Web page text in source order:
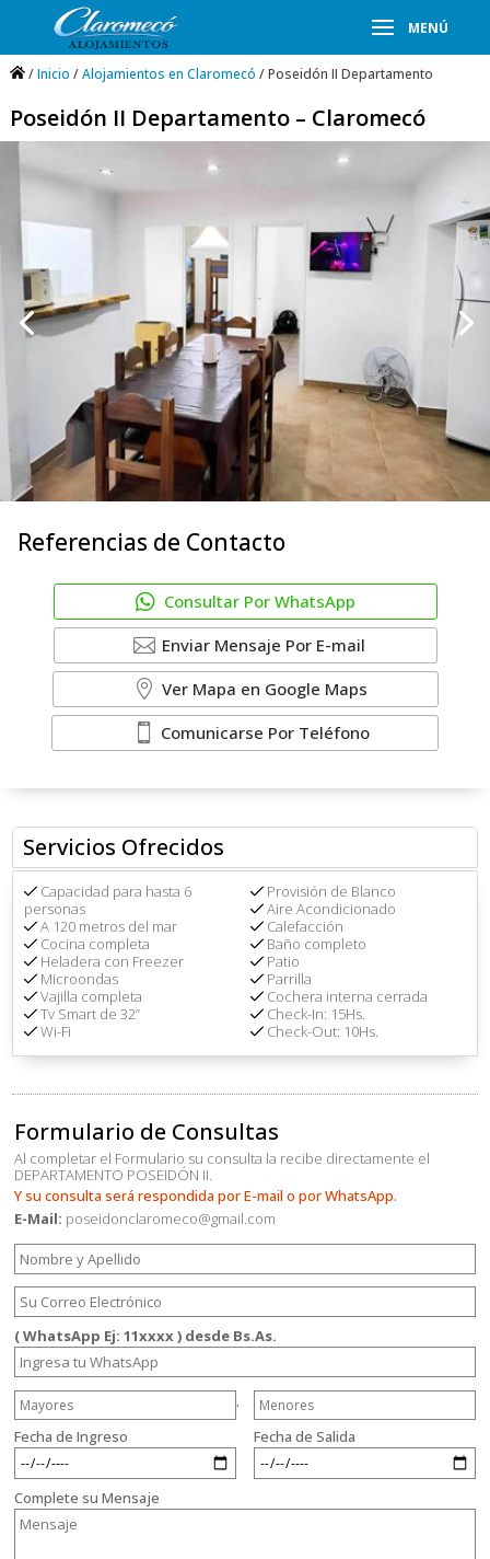
/Inicio /Alojamientos en Claromecó / Poseidón II Departamento
Poseidón II Departamento – Claromecó
Referencias de Contacto
Consultar Por WhatsApp
Enviar Mensaje Por E-mail
Ver Mapa en Google Maps
Comunicarse Por Teléfono
Servicios Ofrecidos
Capacidad para hasta 6
personas
A 120 metros del mar
Cocina completa
Heladera con Freezer
Microondas
Vajilla completa
Tv Smart de 32”
Wi-Fi
Provisión de Blanco
Aire Acondicionado
Calefacción
Baño completo
Patio
Parrilla
Cochera interna cerrada
Check-In: 15Hs.
Check-Out: 10Hs.
Formulario de Consultas
Al completar el Formulario su consulta la recibe directamente el
DEPARTAMENTO POSEIDÓN II.
Y su consulta será respondida por E-mail o por WhatsApp.
E-Mail: poseidonclaromeco@gmail.com
( WhatsApp Ej: 11xxxx ) desde Bs.As.
.
Fecha de Ingreso
Fecha de Salida
Complete su Mensaje